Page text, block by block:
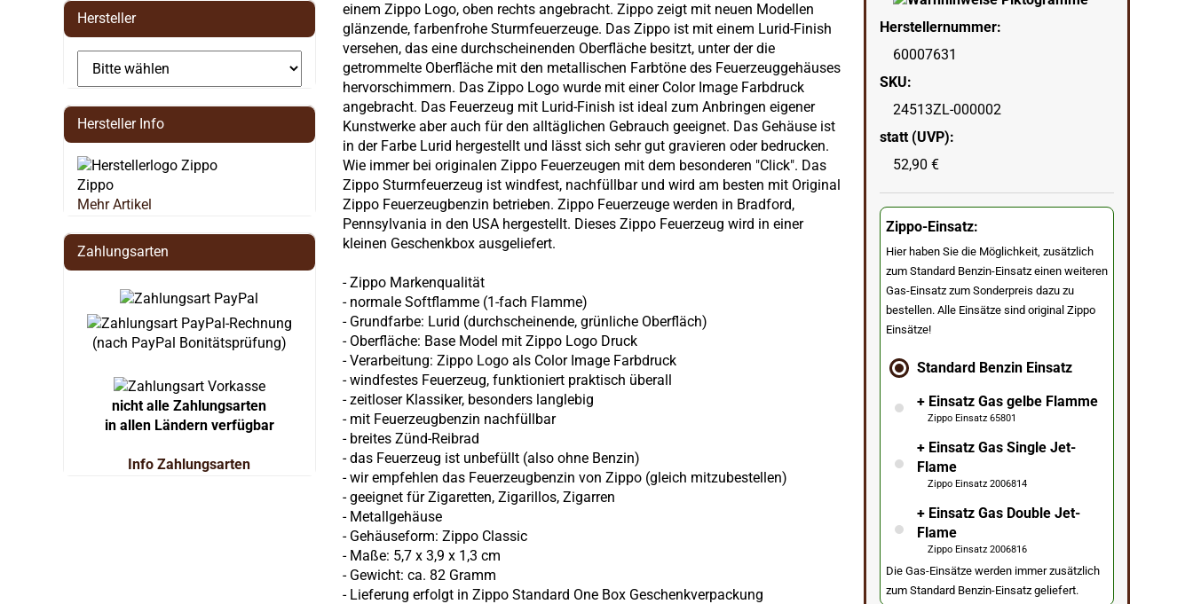
Herstellernummer:
60007631
SKU:
24513ZL-000002
statt (UVP):
52,90 €
Zippo-Einsatz:
Hier haben Sie die Möglichkeit, zusätzlich
zum Standard Benzin-Einsatz einen weiteren
Gas-Einsatz zum Sonderpreis dazu zu
bestellen. Alle Einsätze sind original Zippo
Einsätze!
Standard Benzin Einsatz
+ Einsatz Gas gelbe Flamme
Zippo Einsatz 65801
+ Einsatz Gas Single Jet-
Flame
Zippo Einsatz 2006814
+ Einsatz Gas Double Jet-
Flame
Zippo Einsatz 2006816
Die Gas-Einsätze werden immer zusätzlich
zum Standard Benzin-Einsatz geliefert.
einem Zippo Logo, oben rechts angebracht. Zippo zeigt mit neuen Modellen
glänzende, farbenfrohe Sturmfeuerzeuge. Das Zippo ist mit einem Lurid-Finish
versehen, das eine durchscheinenden Oberfläche besitzt, unter der die
getrommelte Oberfläche mit den metallischen Farbtöne des Feuerzeuggehäuses
hervorschimmern. Das Zippo Logo wurde mit einer Color Image Farbdruck
angebracht. Das Feuerzeug mit Lurid-Finish ist ideal zum Anbringen eigener
Kunstwerke aber auch für den alltäglichen Gebrauch geeignet. Das Gehäuse ist
in der Farbe Lurid hergestellt und lässt sich sehr gut gravieren oder bedrucken.
Wie immer bei originalen Zippo Feuerzeugen mit dem besonderen "Click". Das
Zippo Sturmfeuerzeug ist windfest, nachfüllbar und wird am besten mit Original
Zippo Feuerzeugbenzin betrieben. Zippo Feuerzeuge werden in Bradford,
Pennsylvania in den USA hergestellt. Dieses Zippo Feuerzeug wird in einer
kleinen Geschenkbox ausgeliefert.
- Zippo Markenqualität
- normale Softflamme (1-fach Flamme)
- Grundfarbe: Lurid (durchscheinende, grünliche Oberfläch)
- Oberfläche: Base Model mit Zippo Logo Druck
- Verarbeitung: Zippo Logo als Color Image Farbdruck
- windfestes Feuerzeug, funktioniert praktisch überall
- zeitloser Klassiker, besonders langlebig
- mit Feuerzeugbenzin nachfüllbar
- breites Zünd-Reibrad
- das Feuerzeug ist unbefüllt (also ohne Benzin)
- wir empfehlen das Feuerzeugbenzin von Zippo (gleich mitzubestellen)
- geeignet für Zigaretten, Zigarillos, Zigarren
- Metallgehäuse
- Gehäuseform: Zippo Classic
- Maße: 5,7 x 3,9 x 1,3 cm
- Gewicht: ca. 82 Gramm
- Lieferung erfolgt in Zippo Standard One Box Geschenkverpackung
Hersteller
Hersteller Info
Zippo
Mehr Artikel
Zahlungsarten
(nach PayPal Bonitätsprüfung)
nicht alle Zahlungsarten
in allen Ländern verfügbar
Info Zahlungsarten